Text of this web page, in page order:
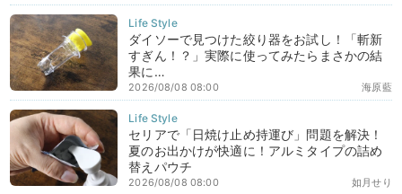
ダイソーで見つけた絞り器をお試し！「斬新
すぎん！？」実際に使ってみたらまさかの結
果に…
海原藍
2026/08/08 08:00
セリアで「日焼け止め持運び」問題を解決！
夏のお出かけが快適に！アルミタイプの詰め
替えパウチ
如月せり
2026/08/08 08:00